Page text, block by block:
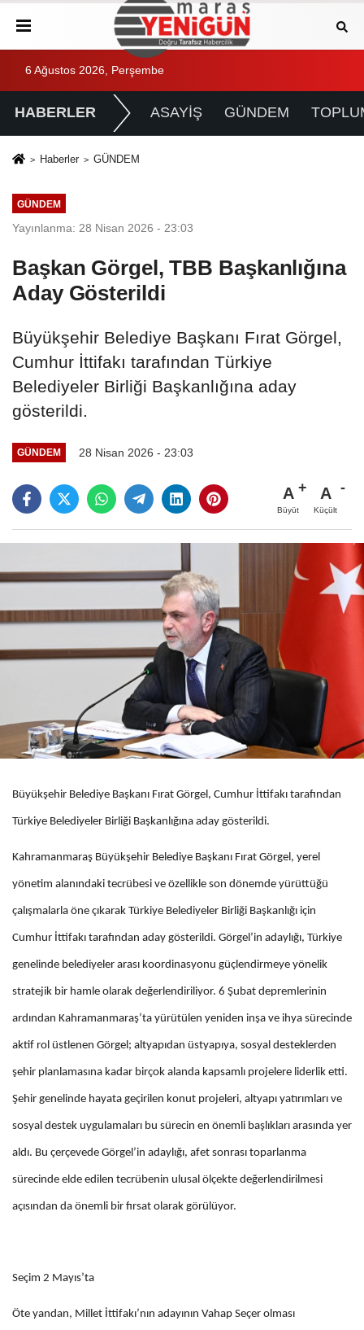
6 Ağustos 2026, Perşembe
HABERLER ASAYİŞ GÜNDEM
Haberler GÜNDEM
GÜNDEM
Yayınlanma: 28 Nisan 2026 - 23:03
Başkan Görgel, TBB Başkanlığına
Aday Gösterildi
Büyükşehir Belediye Başkanı Fırat Görgel,
Cumhur İttifakı tarafından Türkiye
Belediyeler Birliği Başkanlığına aday
gösterildi.
GÜNDEM 28 Nisan 2026 - 23:03
A
Büyüt
A
Küçült
Büyükşehir Belediye Başkanı Fırat Görgel, Cumhur İttifakı tarafından
Türkiye Belediyeler Birliği Başkanlığına aday gösterildi.
Kahramanmaraş Büyükşehir Belediye Başkanı Fırat Görgel, yerel
yönetim alanındaki tecrübesi ve özellikle son dönemde yürüttüğü
çalışmalarla öne çıkarak Türkiye Belediyeler Birliği Başkanlığı için
Cumhur İttifakı tarafından aday gösterildi. Görgel’in adaylığı, Türkiye
genelinde belediyeler arası koordinasyonu güçlendirmeye yönelik
stratejik bir hamle olarak değerlendiriliyor. 6 Şubat depremlerinin
ardından Kahramanmaraş’ta yürütülen yeniden inşa ve ihya sürecinde
aktif rol üstlenen Görgel; altyapıdan üstyapıya, sosyal desteklerden
şehir planlamasına kadar birçok alanda kapsamlı projelere liderlik etti.
Şehir genelinde hayata geçirilen konut projeleri, altyapı yatırımları ve
sosyal destek uygulamaları bu sürecin en önemli başlıkları arasında yer
aldı. Bu çerçevede Görgel’in adaylığı, afet sonrası toparlanma
sürecinde elde edilen tecrübenin ulusal ölçekte değerlendirilmesi
açısından da önemli bir fırsat olarak görülüyor.
Seçim 2 Mayıs’ta
Öte yandan, Millet İttifakı’nın adayının Vahap Seçer olması